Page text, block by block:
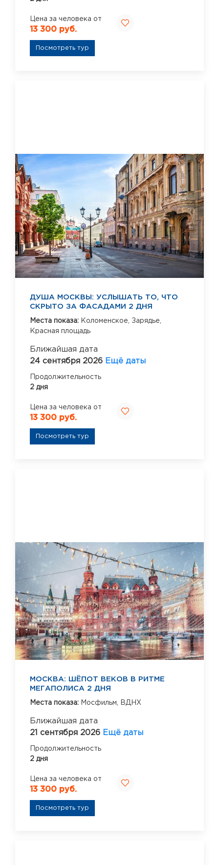
Цена за человека от
13 300 руб.
Посмотреть тур
ДУША МОСКВЫ: УСЛЫШАТЬ ТО, ЧТО
СКРЫТО ЗА ФАСАДАМИ 2 ДНЯ
Места показа: Коломенское, Зарядье,
Красная площадь
Ближайшая дата
24 сентября 2026 Ещё даты
Продолжительность
2 дня
Цена за человека от
13 300 руб.
Посмотреть тур
МОСКВА: ШЁПОТ ВЕКОВ В РИТМЕ
МЕГАПОЛИСА 2 ДНЯ
Места показа: Мосфильм, ВДНХ
Ближайшая дата
21 сентября 2026 Ещё даты
Продолжительность
2 дня
Цена за человека от
13 300 руб.
Посмотреть тур